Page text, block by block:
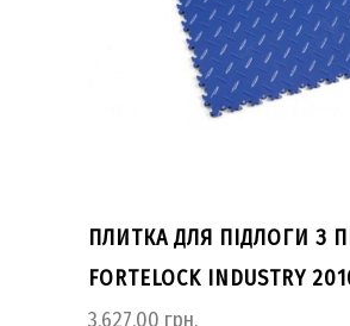
ПЛИТКА ДЛЯ ПІДЛОГИ З
FORTELOCK INDUSTRY
3,627.00 грн.